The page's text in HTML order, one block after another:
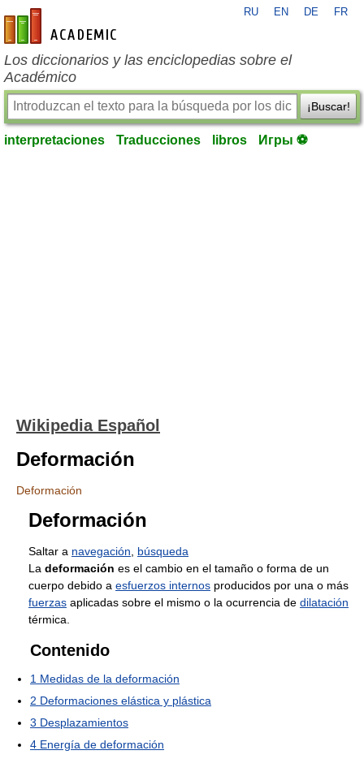
es-academic.com
RU EN DE FR
Los diccionarios y las enciclopedias sobre el
Académico
¡Buscar!
interpretaciones Traducciones libros Игры ⚽
Wikipedia Español
Deformación
Deformación
Deformación
Saltar a navegación
búsqueda
La deformación es el cambio en el tamaño o forma de un
cuerpo debido a esfuerzos internos producidos por una o más
fuerzas aplicadas sobre el mismo o la ocurrencia de dilatación
térmica.
Contenido
1 Medidas de la deformación
2 Deformaciones elástica y plástica
3 Desplazamientos
4 Energía de deformación